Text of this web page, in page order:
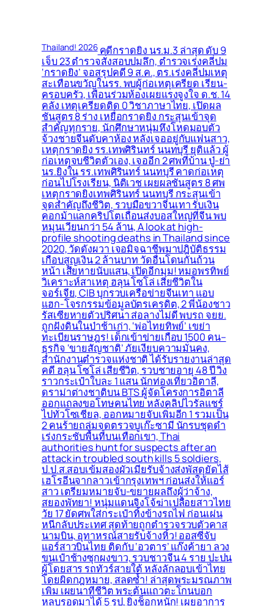
Thailand! 2026คดีกราดยิง นร.ม.3 ล่าสุด ดับ 9
เจ็บ 23 ตำรวจสั่งสอบปมลึก, ตำรวจเร่งคลี่ปม
‘กราดยิง’ จอสรุปคดี 9 ส.ค., ตร.เร่งคลี่ปมเหตุ
สะเทือนขวัญในรร. พบผู้ก่อเหตุเครียด เรียน-
ครอบครัว, เพื่อนร่วมห้องเผยแรงจูงใจ ด.ช. 14
คลั่ง เหตุเครียดติด 0 วิชาภาษาไทย, เปิดผล
ชันสูตร 8 ร่าง เหยื่อกราดยิง กระสุนเข้าจุด
สำคัญทุกราย, นักศึกษาหนุ่มหึงโหดมอบตัว
จ้วงชายจีนดับคาห้อง หลังเจออยู่กับแฟนสาว,
เหตุกราดยิง รร.เทพศิรินทร์ นนทบุรี ยุติแล้ว ผู้
ก่อเหตุจบชีวิตตัวเอง, เจออีก 2 ศพที่บ้าน ปู่-ย่า
นร.ยิงใน รร.เทพศิรินทร์ นนทบุรี คาดก่อเหตุ
ก่อนไปโรงเรียน, นิติเวช เผยผลชันสูตร 8 ศพ
เหตุกราดยิงเทพศิรินทร์ นนทบุรี กระสุนเข้า
จุดสำคัญถึงชีวิต, รวบมือขวาจีนเทา รับเงิน
คอกม้าแลกคริปโตเถื่อนส่งบอสใหญ่ที่จีน พบ
หมุนเวียนกว่า 54 ล้าน, A look at high-
profile shooting deaths in Thailand since
2020, วัดดังผวา เจอมิจฉาชีพมาปฎิบัติธรรม
เกือบสูญเงิน 2 ล้านบาท วัดอื่นโดนกันถ้วน
หน้า เสียหายนับแสน, เปิดอีกมุม! หมอพรทิพย์
วิเคราะห์สาเหตุ ฮลุน โซโล่ เสียชีวิตใน
จอร์เจีย, CIB บุกรวบเครือข่ายจีนเทา แอบ
แฮก-โจรกรรมข้อมูลบัตรเครดิต, 2 พี่น้องชาว
รัสเซียหายตัวปริศนา ส่อลางไม่ดี พบรถ จยย.
ถูกฝังดินในป่าช้าเก่า, ‘พ่อไทยทิพย์’ เขย่า
ทะเบียนราษฎร! เด็กเข้าข่ายเกือบ 1500 คน–
ธุรกิจ ‘ขายสัญชาติ’ ภัยเงียบความมั่นคง,
สำนักงานตำรวจแห่งชาติ ได้รับรายงานล่าสุด
คดี ฮลุน โซโล่ เสียชีวิต, รวบชายอายุ 48 ปี วิ่ง
ราวกระเป๋าใบละ 1 แสน นักท่องเที่ยวอิตาลี,
ดราม่าต่างชาติบน BTS ผู้จัดโครงการอิตาลี
ออกแถลงขอโทษคนไทย หลังคลิปไวรัลแชร์
ไปทั่วโซเชียล, ออกหมายจับเพิ่มอีก 1 รวมเป็น
2 คนร้ายถล่มจุดตรวจบูเก๊ะซามี นักรบชุดดำ
เร่งกระชับพื้่นที่บนเทือกเขา, Thai
authorities hunt for suspects after an
attack in troubled south kills 5 soldiers,
ป.ป.ส.สอบเข้มสองผัวเมียรับจ้างส่งพัสดุยัดไส้
เฮโรอีนจากลาวเข้ากรุงเทพฯ ก่อนส่งให้แอร์
สาว เตรียมหมายจับ-ขยายผลถึงผู้ว่าจ้าง,
สยองพัทยา! หนุ่มแดนจิงโจ้ฆ่าเปลือยสาวไทย
วัย 17 ยัดศพใส่กระเป๋าทิ้งข้างรถไฟ ก่อนเผ่น
หนีกลับประเทศ สุดท้ายถูกตำรวจรวบตัวคาส
นามบิน, อุทาหรณ์สายรับจ้างหิ้ว! ออสซี่จับ
แอร์สาวบินไทย ติดกับ ‘อวตาร’ แก๊งค้ายา ลวง
ขนเป๋าช้างซุกผงขาว, รวบชาวจีน 4 ราย ปะปน
ผู้โดยสาร รถทัวร์สายใต้ หลังลักลอบเข้าไทย
โดยผิดกฎหมาย, สลดซ้ำ! ล่าสุดพระมรณภาพ
เพิ่ม เผยนาทีชีวิต พระต้นแถวตะโกนบอก
หลบรอดมาได้ 5 รูป, ยิ่งช็อกหนัก! เผยอาการ